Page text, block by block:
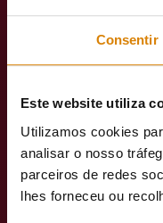
Consentir
Este website utiliza
Utilizamos cookies
analisar o nosso
parceiros de redes
lhes forneceu ou